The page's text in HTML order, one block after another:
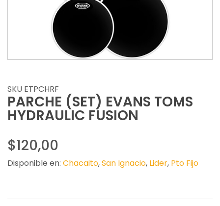
SKU ETPCHRF
PARCHE (SET) EVANS TOMS
HYDRAULIC FUSION
$120,00
Disponible en: Chacaito,San Ignacio, Lider, Pto Fijo